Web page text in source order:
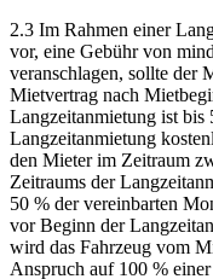
2.3 Im Rahmen einer
vor, eine Gebühr von
veranschlagen, sollte der
Mietvertrag nach
Langzeitanmietung ist
Langzeitanmietung
den Mieter im Zeitraum
Zeitraums der
50 % der vereinbarten
vor Beginn der
wird das Fahrzeug vom
Anspruch auf 100 %